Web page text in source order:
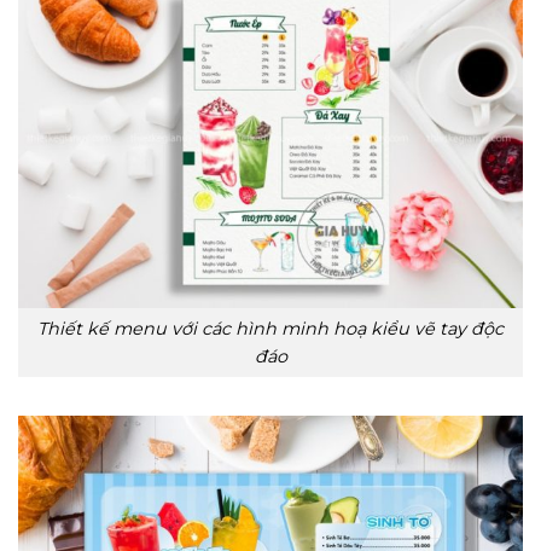
Thiết kế menu với các hình minh hoạ kiểu vẽ tay độc
đáo